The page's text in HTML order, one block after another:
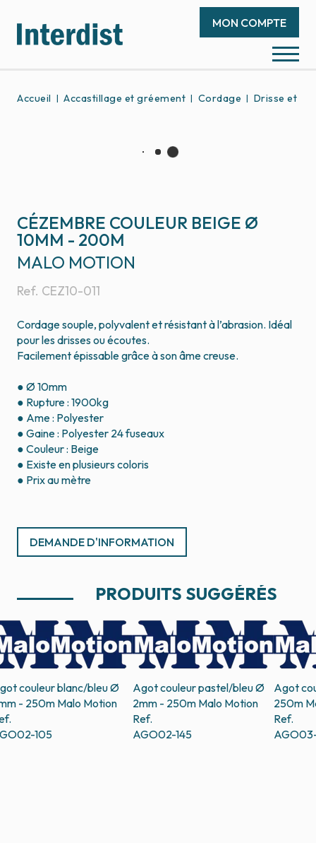
MON COMPTE
Accueil Accastillage et gréement Cordage Drisse et
CÉZEMBRE COULEUR BEIGE Ø
10MM - 200M
Ref. CEZ10-011
MALO MOTION
Cordage souple, polyvalent et résistant à l’abrasion. Idéal
pour les drisses ou écoutes.
Facilement épissable grâce à son âme creuse.
● Ø 10mm
● Rupture : 1900kg
● Ame : Polyester
● Gaine : Polyester 24 fuseaux
● Couleur : Beige
● Existe en plusieurs coloris
● Prix au mètre
DEMANDE D'INFORMATION
PRODUITS SUGGÉRÉS
couleur blanc/bleu Ø
- 250m Malo Motion
105
Agot couleur pastel/bleu Ø
2mm - 250m Malo Motion
Ref.
AGO02-145
Agot
250m
Ref.